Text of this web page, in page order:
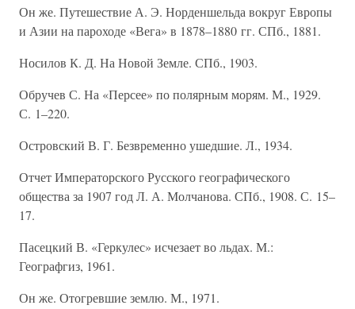
Он же. Путешествие А. Э. Норденшельда вокруг Европы
и Азии на пароходе «Вега» в 1878–1880 гг. СПб., 1881.
Носилов К. Д. На Новой Земле. СПб., 1903.
Обручев С. На «Персее» по полярным морям. М., 1929.
С. 1–220.
Островский В. Г. Безвременно ушедшие. Л., 1934.
Отчет Императорского Русского географического
общества за 1907 год Л. А. Молчанова. СПб., 1908. С. 15–
17.
Пасецкий В. «Геркулес» исчезает во льдах. М.:
Географгиз, 1961.
Он же. Отогревшие землю. М., 1971.